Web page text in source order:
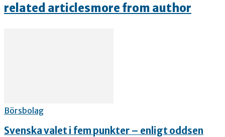
related articlesmore from author
Börsbolag
Svenska valet i fem punkter – enligt oddsen